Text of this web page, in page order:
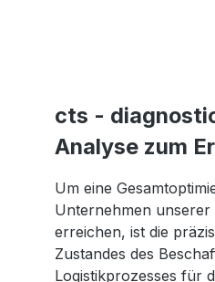
cts -
Analyse zum
Um eine
Unternehmen unserer
erreichen, ist die
Zustandes des
Logistikprozesses für